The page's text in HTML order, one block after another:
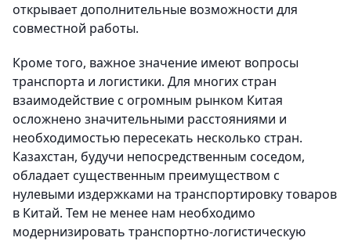
открывает дополнительные возможности для
совместной работы.
Кроме того, важное значение имеют вопросы
транспорта и логистики. Для многих стран
взаимодействие с огромным рынком Китая
осложнено значительными расстояниями и
необходимостью пересекать несколько стран.
Казахстан, будучи непосредственным соседом,
обладает существенным преимуществом с
нулевыми издержками на транспортировку товаров
в Китай. Тем не менее нам необходимо
модернизировать транспортно-логистическую